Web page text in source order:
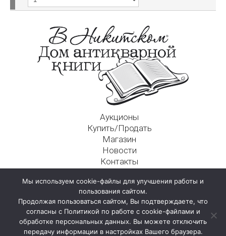
Аукционы
Купить/Продать
Магазин
Новости
Контакты
125009, г. Москва, Никитский пер., д. 4а, стр. 1
Мы используем cookie-файлы для улучшения работы и
пользования сайтом.
Продолжая пользоваться сайтом, Вы подтверждаете, что
согласны с Политикой по работе с cookie-файлами и
обработке персональных данных. Вы можете отключить
передачу информации в настройках Вашего браузера.